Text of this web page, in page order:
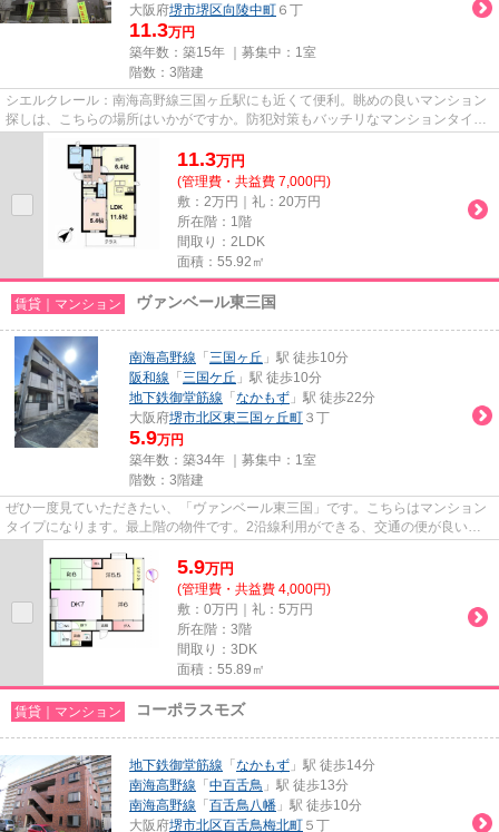
大阪府堺市堺区向陵中町 ６丁
11.3万円
築年数：築15年 ｜募集中： 1室
階数：3階建
シエルクレール：南海高野線三国ヶ丘駅にも近くて便利。眺めの良いマンション
探しは、こちらの場所はいかがですか。防犯対策もバッチリなマンションタイプ
の物件です。敷地内にゴミ置...
11.3万円
(管理費・共益費 7,000円)
敷：2万円｜礼：20万円
所在階：1階
間取り：2LDK
面積：55.92㎡
賃貸｜マンション ヴァンベール東三国
南海高野線 「 三国ヶ丘 」駅 徒歩10分
阪和線 「 三国ケ丘 」駅 徒歩10分
地下鉄御堂筋線 「 なかもず 」駅 徒歩22分
大阪府堺市北区東三国ヶ丘町 ３丁
5.9万円
築年数：築34年 ｜募集中： 1室
階数：3階建
ぜひ一度見ていただきたい、「ヴァンベール東三国」です。こちらはマンション
タイプになります。最上階の物件です。2沿線利用ができる、交通の便が良い物
5.9万円
(管理費・共益費 4,000円)
敷：0万円｜礼：5万円
所在階：3階
間取り：3DK
面積：55.89㎡
賃貸｜マンション コーポラスモズ
地下鉄御堂筋線 「 なかもず 」駅 徒歩14分
南海高野線 「 中百舌鳥 」駅 徒歩13分
南海高野線 「 百舌鳥八幡 」駅 徒歩10分
大阪府堺市北区百舌鳥梅北町 ５丁